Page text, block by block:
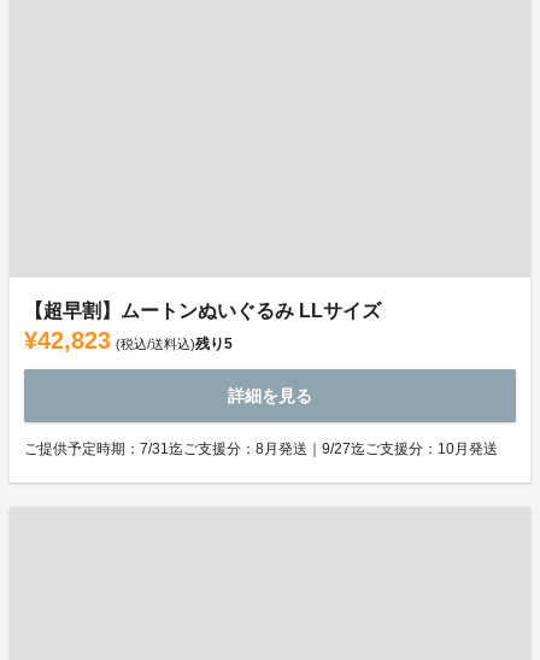
【超早割】ムートンぬいぐるみ LLサイズ
¥42,823 (税込/送料込)残り5
詳細を見る
ご提供予定時期：7/31迄ご支援分：8月発送｜9/27迄ご支援分：10月発送